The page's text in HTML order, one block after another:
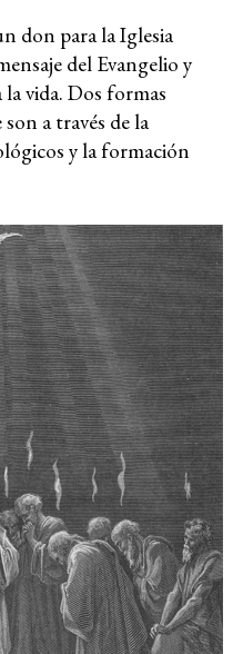
don para la Iglesia
del Evangelio y
vida. Dos formas
a través de la
y la formación